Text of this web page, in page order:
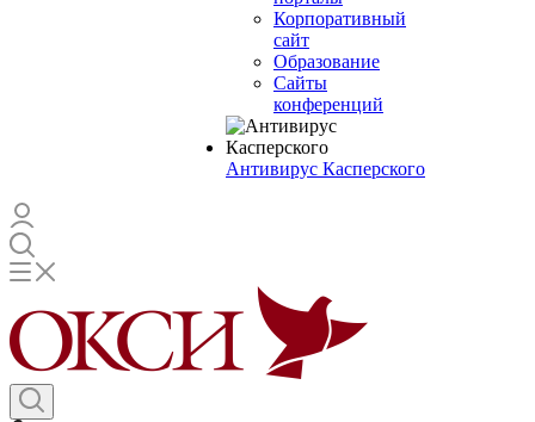
Корпоративный
сайт
Образование
Сайты
конференций
Антивирус Касперского